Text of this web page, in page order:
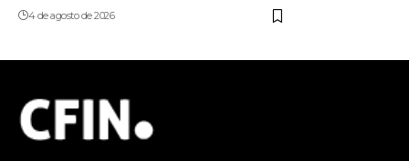
4 de agosto de 2026